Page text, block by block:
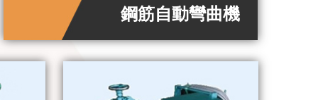
鋼筋自動彎曲機